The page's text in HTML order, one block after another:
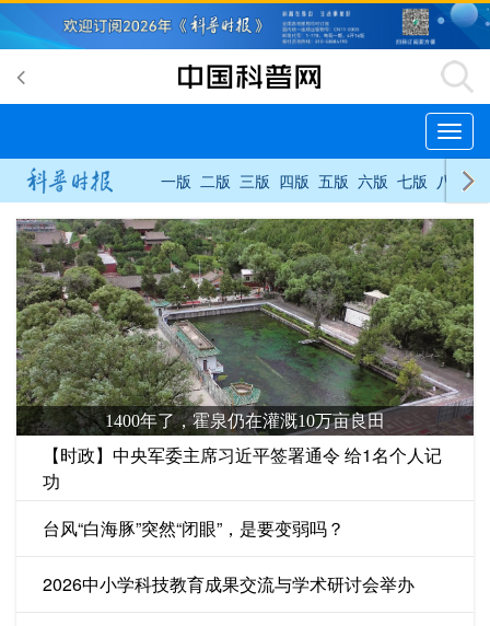
切
换
导
航
一版 二版 三版 四版 五版 六版 七版 八版
鳄鱼：活成“活化石”可不是为了当宠物
【时政】中央军委主席习近平签署通令 给1名个人记
功
台风“白海豚”突然“闭眼”，是要变弱吗？
2026中小学科技教育成果交流与学术研讨会举办